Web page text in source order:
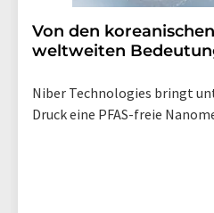
Von den
weltweiten
Niber Technologies bringt
Druck eine PFAS-freie